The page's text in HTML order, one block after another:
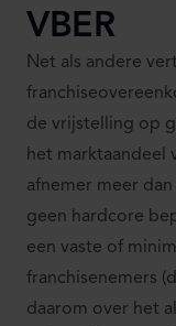
VBER
Net als andere
de vrijstelling op
het marktaandeel
afnemer meer
geen hardcore
een vaste of
franchisenemers
daarom over het